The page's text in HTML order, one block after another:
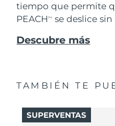
tiempo que permite
PEACHTM se deslice
Descubre más
TAMBIÉN TE
SUPERVENTAS